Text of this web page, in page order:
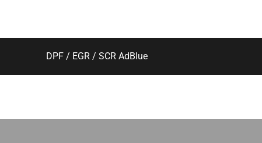
DPF / EGR / SCR AdBlue